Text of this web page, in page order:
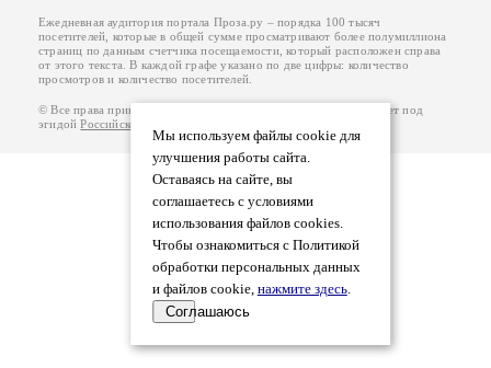
Мы используем файлы cookie для
улучшения работы сайта.
Оставаясь на сайте, вы
соглашаетесь с условиями
использования файлов cookies.
Чтобы ознакомиться с Политикой
обработки персональных данных
и файлов cookie, нажмите здесь.
Соглашаюсь
Ежедневная аудитория портала Проза.ру – порядка 100 тысяч
посетителей, которые в общей сумме просматривают более полумиллиона
страниц по данным счетчика посещаемости, который расположен справа
от этого текста. В каждой графе указано по две цифры: количество
просмотров и количество посетителей.
© Все права принадлежат авторам, 2000-2026. Портал работает под
эгидойРоссийского союза писателей